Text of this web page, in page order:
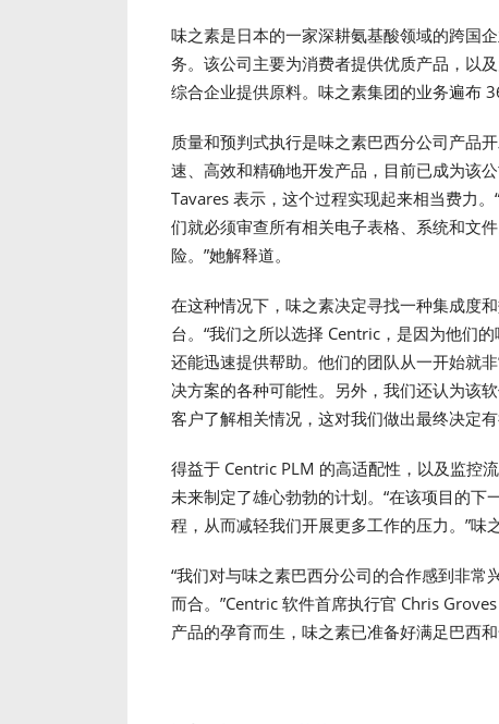
味之素是日本的一家深耕氨基酸领域的跨国
务。该公司主要为消费者提供优质产品，以
综合企业提供原料。味之素集团的业务遍布
质量和预判式执行是味之素巴西分公司产品
速、高效和精确地开发产品，目前已成为该
Tavares 表示，这个过程实现起来相当费力
们就必须审查所有相关电子表格、系统和文
险。”她解释道。
在这种情况下，味之素决定寻找一种集成度
台。“我们之所以选择 Centric，是因为他们
还能迅速提供帮助。他们的团队从一开始就
决方案的各种可能性。另外，我们还认为该
客户了解相关情况，这对我们做出最终决定有
得益于 Centric PLM 的高适配性，以及监控
未来制定了雄心勃勃的计划。“在该项目的
程，从而减轻我们开展更多工作的压力。”味
“我们对与味之素巴西分公司的合作感到非
而合。”Centric 软件首席执行官 Chris
产品的孕育而生，味之素已准备好满足巴西